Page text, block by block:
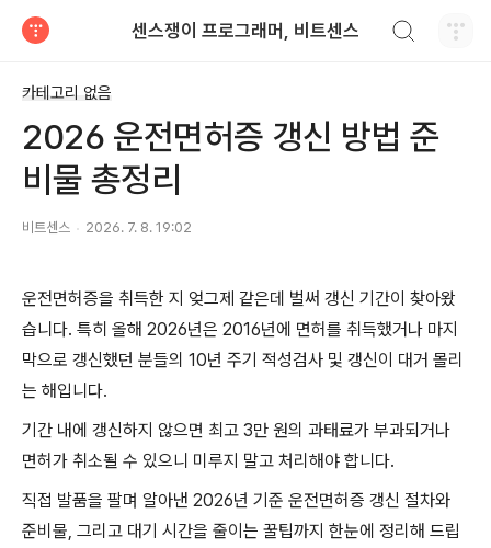
센스쟁이 프로그래머, 비트센스
카테고리 없음
2026 운전면허증 갱신 방법 준
비물 총정리
비트센스 2026. 7. 8. 19:02
운전면허증을 취득한 지 엊그제 같은데 벌써 갱신 기간이 찾아왔
습니다. 특히 올해 2026년은 2016년에 면허를 취득했거나 마지
막으로 갱신했던 분들의 10년 주기 적성검사 및 갱신이 대거 몰리
는 해입니다.
기간 내에 갱신하지 않으면 최고 3만 원의 과태료가 부과되거나
면허가 취소될 수 있으니 미루지 말고 처리해야 합니다.
직접 발품을 팔며 알아낸 2026년 기준 운전면허증 갱신 절차와
준비물, 그리고 대기 시간을 줄이는 꿀팁까지 한눈에 정리해 드립